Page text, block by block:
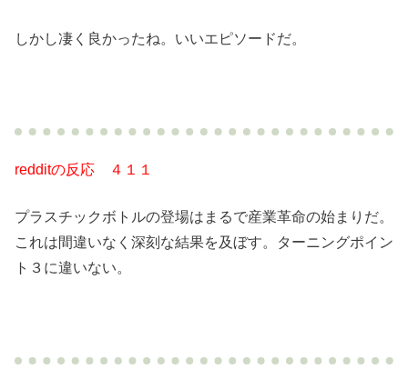
しかし凄く良かったね。いいエピソードだ。
redditの反応 ４１１
プラスチックボトルの登場はまるで産業革命の始まりだ。
これは間違いなく深刻な結果を及ぼす。ターニングポイン
ト３に違いない。